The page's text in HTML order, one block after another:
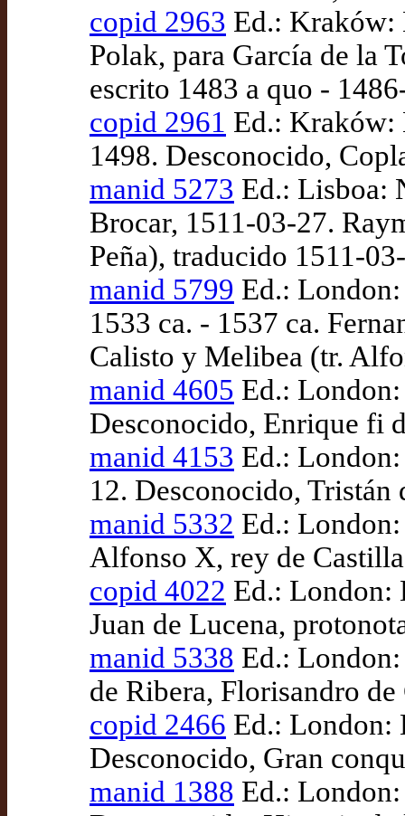
copid 2963 Ed.: Kraków:
Polak, para García de la
escrito 1483 a quo -
copid 2961 Ed.: Kraków:
1498. Desconocido,
manid 5273 Ed.: Lisboa:
Brocar, 1511-03-27.
Peña), traducido 1511-
manid 5799 Ed.:
1533 ca. - 1537 ca.
Calisto y Melibea (tr.
manid 4605 Ed.:
Desconocido, Enrique fi
manid 4153 Ed.:
12. Desconocido,
manid 5332 Ed.:
Alfonso X, rey de
copid 4022 Ed.: London:
Juan de Lucena,
manid 5338 Ed.:
de Ribera, Florisandro
copid 2466 Ed.: London:
Desconocido, Gran
manid 1388 Ed.: